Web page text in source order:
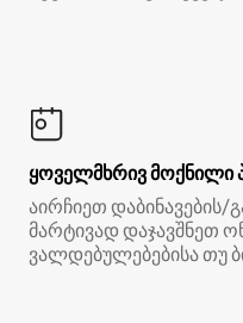
ყოველმხრივ მოქნილი
აირჩიეთ
მარტივად დაჯავშნეთ
ვალდებულებებისა თუ